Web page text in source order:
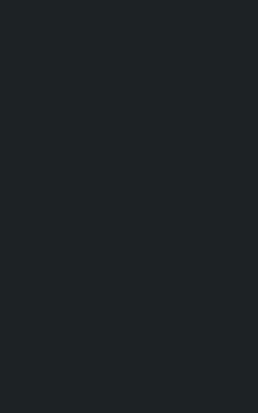
आज ८०
बढे । अन्य
लगानी ०.२६,
युनियन
एसियन
इनर्जीको